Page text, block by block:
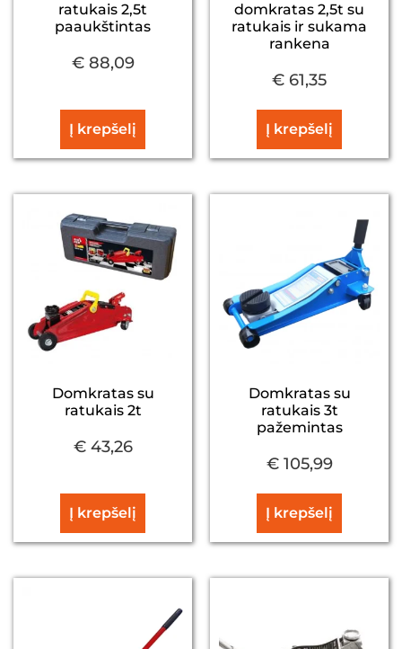
ratukais 2,5t
paaukštintas
€88,09
Į krepšelį
domkratas 2,5t su
ratukais ir sukama
rankena
€ 61,35
Į krepšelį
Domkratas su
ratukais 2t
€43,26
Į krepšelį
Domkratas su
ratukais 3t
pažemintas
€105,99
Į krepšelį